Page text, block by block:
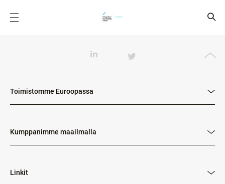
Toimistomme Euroopassa
Kumppanimme maailmalla
Linkit